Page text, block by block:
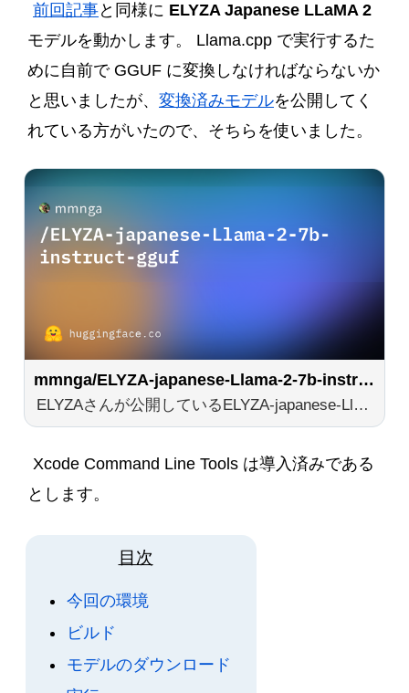
前回記事と同様に ELYZA Japanese LLaMA 2
モデルを動かします。 Llama.cpp で実行するた
めに自前で GGUF に変換しなければならないか
と思いましたが、 変換済みモデルを公開してく
れている方がいたので、そちらを使いました。
mmnga/ELYZA-japanese-Llama-2-7b-instruct-gguf · Hugging Face
ELYZAさんが公開しているELYZA-japanese-Llama-2-7b-instructのggufフォーマット変換版です。
Xcode Command Line Tools は導入済みである
とします。
目次
今回の環境
ビルド
モデルのダウンロード